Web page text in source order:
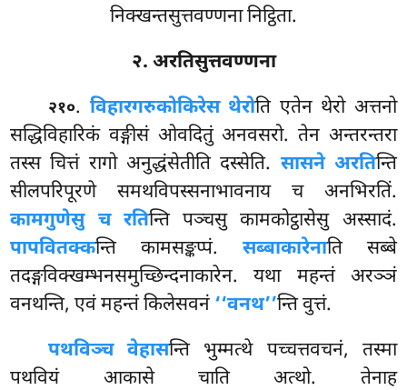
निक्खन्तसुत्तवण्णना निट्ठिता.
२. अरतिसुत्तवण्णना
२१०. विहारगरुकोकिरेस थेरोति एतेन थेरो अत्तनो
सद्धिविहारिकं वङ्गीसं ओवदितुं अनवसरो. तेन अन्तरन्तरा
तस्स चित्तं रागो अनुद्धंसेतीति दस्सेति. सासने अरतिन्ति
सीलपरिपूरणे समथविपस्सनाभावनाय च अनभिरतिं.
कामगुणेसु च रतिन्ति पञ्चसु कामकोट्ठासेसु अस्सादं.
पापवितक्कन्ति कामसङ्कप्पं. सब्बाकारेनाति सब्बे
तदङ्गविक्खम्भनसमुच्छिन्दनाकारेन. यथा महन्तं अरञ्ञं
वनथन्ति, एवं महन्तं किलेसवनं ‘‘वनथ’’न्ति वुत्तं.
पथविञ्च वेहासन्ति भुम्मत्थे पच्चत्तवचनं, तस्मा
पथवियं आकासे चाति अत्थो. तेनाह